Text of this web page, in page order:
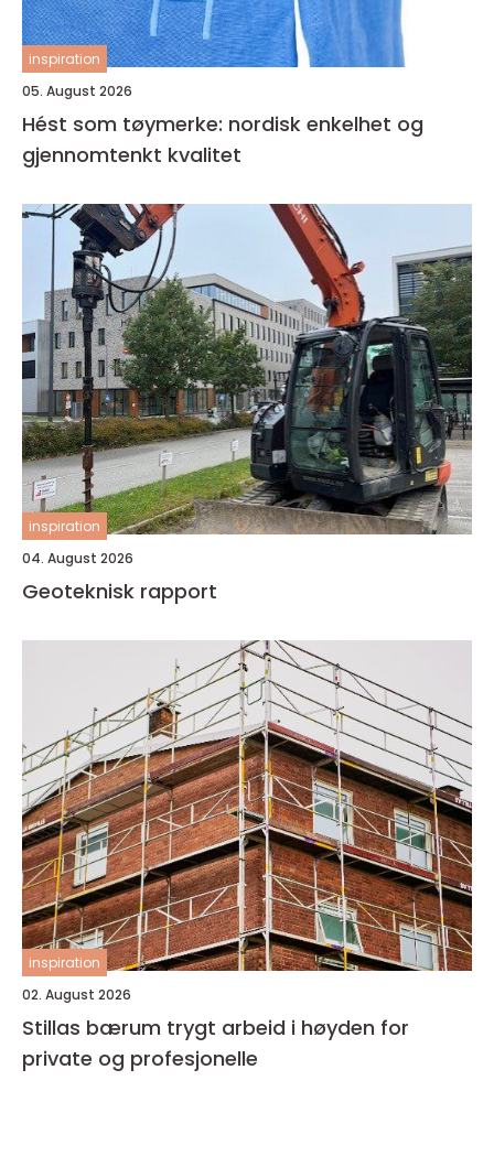
inspiration
05. August 2026
Hést som tøymerke: nordisk enkelhet og
gjennomtenkt kvalitet
inspiration
04. August 2026
Geoteknisk rapport
inspiration
02. August 2026
Stillas bærum trygt arbeid i høyden for
private og profesjonelle